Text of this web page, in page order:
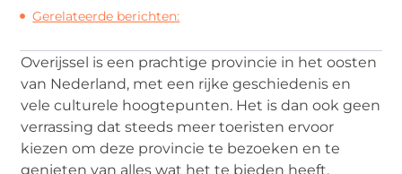
Gerelateerde berichten:
Overijssel is een prachtige provincie in het oosten
van Nederland, met een rijke geschiedenis en
vele culturele hoogtepunten. Het is dan ook geen
verrassing dat steeds meer toeristen ervoor
kiezen om deze provincie te bezoeken en te
genieten van alles wat het te bieden heeft.